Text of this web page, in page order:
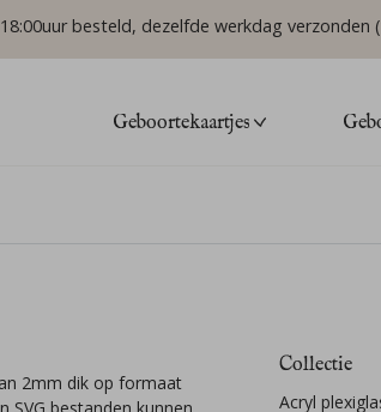
besteld, dezelfde werkdag verzonden
Geboortekaartjes
2mm dik op formaat
Collectie
Acryl